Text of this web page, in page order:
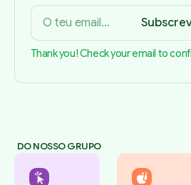
Thank you! Check your email to
DO NOSSO GRUPO